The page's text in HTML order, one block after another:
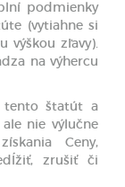
podmienky
(vytiahne si
výškou zľavy).
na výhercu
tento štatút a
nie výlučne
Ceny,
zrušiť či